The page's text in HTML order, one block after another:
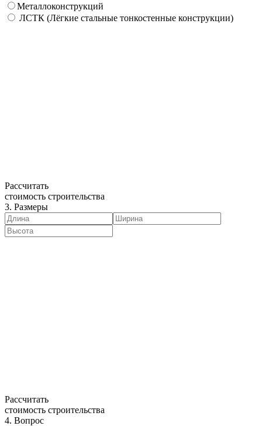
Металлоконструкций
ЛСТК (Лёгкие стальные тонкостенные конструкции)
Рассчитать
стоимость строительства
3. Размеры
Рассчитать
стоимость строительства
4. Вопрос